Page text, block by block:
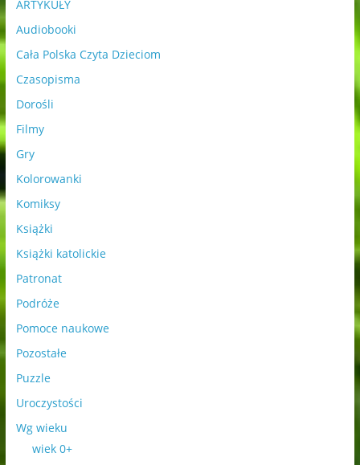
ARTYKUŁY
Audiobooki
Cała Polska Czyta Dzieciom
Czasopisma
Dorośli
Filmy
Gry
Kolorowanki
Komiksy
Książki
Książki katolickie
Patronat
Podróże
Pomoce naukowe
Pozostałe
Puzzle
Uroczystości
Wg wieku
wiek 0+